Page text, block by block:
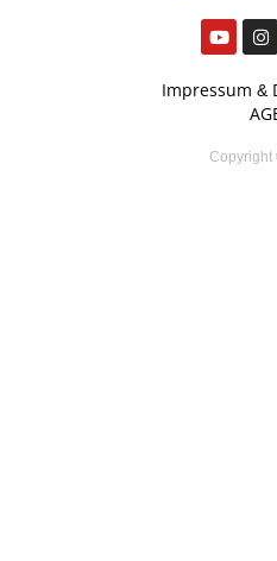
Impressum &
Copyright